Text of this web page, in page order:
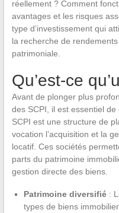
réellement ? Comment
avantages et les risques
type d’investissement qui
la recherche de
patrimoniale.
Qu’est-ce
Avant de plonger plus
des SCPI, il est essentiel
SCPI est une structure de
vocation l’acquisition et la
locatif. Ces sociétés
parts du patrimoine
gestion directe des biens.
Patrimoine diversifié:
types de biens